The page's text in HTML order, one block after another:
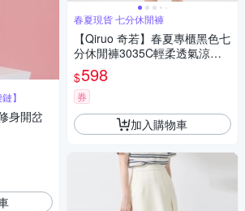
】
身開岔
春夏現貨 七分休閒褲
【Qiruo 奇若】春夏專櫃黑色七
分休閒褲3035C輕柔透氣涼感
休閒
$598
券
加入購物車